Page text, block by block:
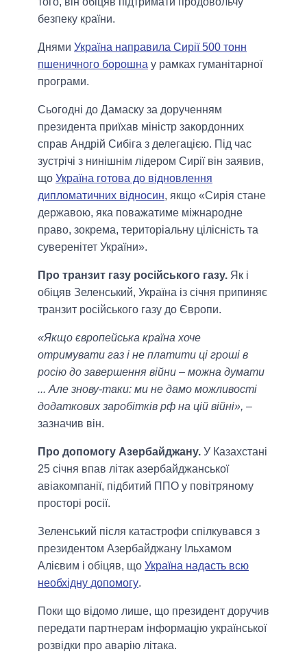
безпеку країни.
Днями Україна направила Сирії 500 тонн
пшеничного борошна у рамках гуманітарної
програми.
Сьогодні до Дамаску за дорученням
президента приїхав міністр закордонних
справ Андрій Сибіга з делегацією. Під час
зустрічі з нинішнім лідером Сирії він заявив,
що Україна готова до відновлення
дипломатичних відносин, якщо «Сирія стане
державою, яка поважатиме міжнародне
право, зокрема, територіальну цілісність та
суверенітет України».
Про транзит газу російського газу. Як і
обіцяв Зеленський, Україна із січня припиняє
транзит російського газу до Європи.
«Якщо європейська країна хоче
отримувати газ і не платити ці гроші в
росію до завершення війни – можна думати
... Але знову-таки: ми не дамо можливості
додаткових заробітків рф на цій війні», –
зазначив він.
Про допомогу Азербайджану. У Казахстані
25 січня впав літак азербайджанської
авіакомпанії, підбитий ППО у повітряному
просторі росії.
Зеленський після катастрофи спілкувався з
президентом Азербайджану Ільхамом
Алієвим і обіцяв, що Україна надасть всю
необхідну допомогу.
Поки що відомо лише, що президент доручив
передати партнерам інформацію української
розвідки про аварію літака.